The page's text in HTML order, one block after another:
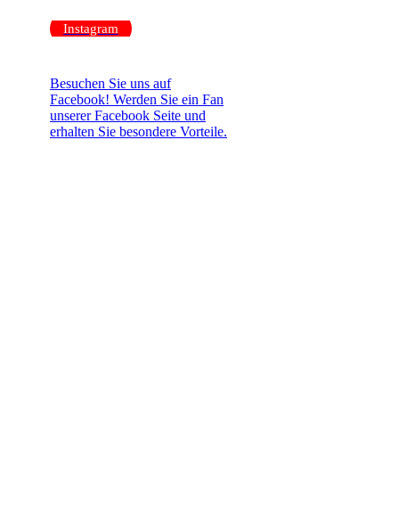
Instagram
Besuchen Sie uns auf
Facebook! Werden Sie ein Fan
unserer Facebook Seite und
erhalten Sie besondere Vorteile.